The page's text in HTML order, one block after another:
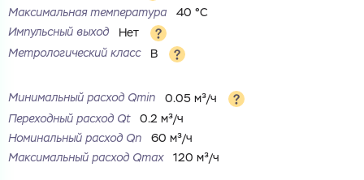
Максимальная температура
40 °С
Импульсный выход
Нет
Метрологический класс
B
Минимальный расход Qmin
0.05 м³/ч
Переходный расход Qt
0.2 м³/ч
Номинальный расход Qn
60 м³/ч
Максимальный расход Qmax
120 м³/ч